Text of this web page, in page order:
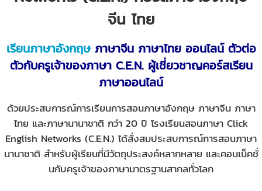
จีน ไทย
เรียนภาษาอังกฤษภาษาจีน ภาษาไทย ออนไลน์ ตัวต่อ
ตัวกับครูเจ้าของภาษา C.E.N. ผู้เชี่ยวชาญคอร์สเรียน
ภาษาออนไลน์
ด้วยประสบการณ์การเรียนการสอนภาษาอังกฤษ ภาษาจีน ภาษา
ไทย และภาษานานาชาติ กว่า 20 ปี โรงเรียนสอนภาษา Click
English Networks (C.E.N.) ได้สั่งสมประสบการณ์การสอนภาษา
นานาชาติ สำหรับผู้เรียนที่มีวัตถุประสงค์หลากหลาย และคอนเน็คชั่
นกับครูเจ้าของภาษามาตรฐานสากลทั่วโลก